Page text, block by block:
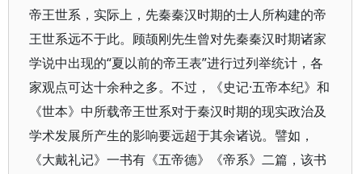
帝王世系，实际上，先秦秦汉时期的士人所构建的帝
王世系远不于此。顾颉刚先生曾对先秦秦汉时期诸家
学说中出现的“夏以前的帝王表”进行过列举统计，各
家观点可达十余种之多。不过，《史记·五帝本纪》和
《世本》中所载帝王世系对于秦汉时期的现实政治及
学术发展所产生的影响要远超于其余诸说。譬如，
《大戴礼记》一书有《五帝德》《帝系》二篇，该书